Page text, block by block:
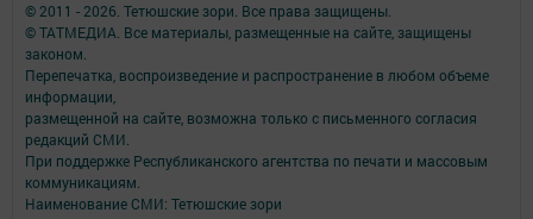
© 2011 - 2026. Тетюшские зори. Все права защищены.
© ТАТМЕДИА. Все материалы, размещенные на сайте, защищены
законом.
Перепечатка, воспроизведение и распространение в любом объеме
информации,
размещенной на сайте, возможна только с письменного согласия
редакций СМИ.
При поддержке Республиканского агентства по печати и массовым
коммуникациям.
Наименование СМИ: Тетюшские зори